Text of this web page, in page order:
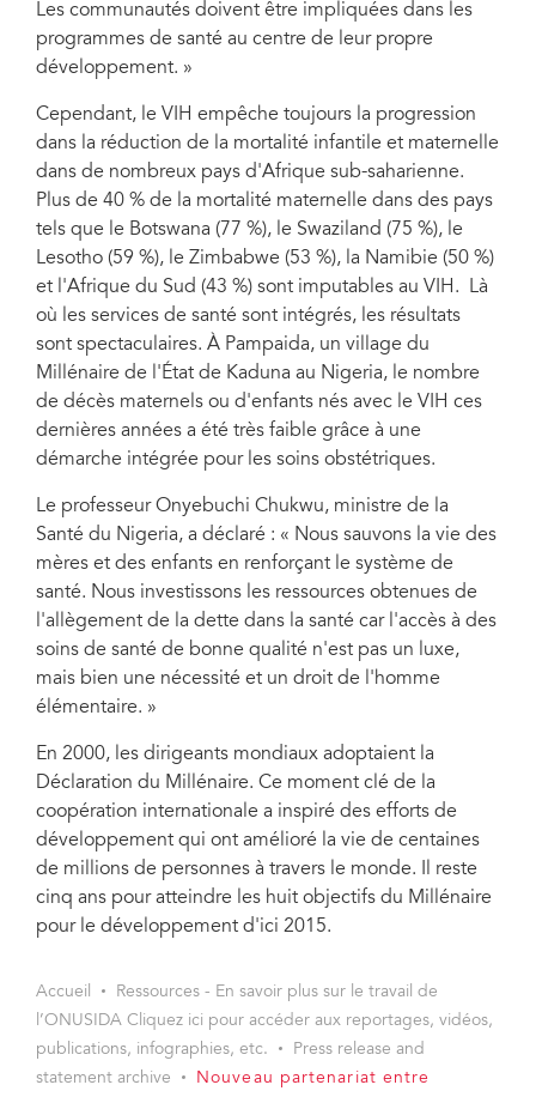
Les communautés doivent être impliquées dans les
programmes de santé au centre de leur propre
développement. »
Cependant, le VIH empêche toujours la progression
dans la réduction de la mortalité infantile et maternelle
dans de nombreux pays d'Afrique sub-saharienne.
Plus de 40 % de la mortalité maternelle dans des pays
tels que le Botswana (77 %), le Swaziland (75 %), le
Lesotho (59 %), le Zimbabwe (53 %), la Namibie (50 %)
et l'Afrique du Sud (43 %) sont imputables au VIH. Là
où les services de santé sont intégrés, les résultats
sont spectaculaires. À Pampaida, un village du
Millénaire de l'État de Kaduna au Nigeria, le nombre
de décès maternels ou d'enfants nés avec le VIH ces
dernières années a été très faible grâce à une
démarche intégrée pour les soins obstétriques.
Le professeur Onyebuchi Chukwu, ministre de la
Santé du Nigeria, a déclaré : « Nous sauvons la vie des
mères et des enfants en renforçant le système de
santé. Nous investissons les ressources obtenues de
l'allègement de la dette dans la santé car l'accès à des
soins de santé de bonne qualité n'est pas un luxe,
mais bien une nécessité et un droit de l'homme
élémentaire. »
En 2000, les dirigeants mondiaux adoptaient la
Déclaration du Millénaire. Ce moment clé de la
coopération internationale a inspiré des efforts de
développement qui ont amélioré la vie de centaines
de millions de personnes à travers le monde. Il reste
cinq ans pour atteindre les huit objectifs du Millénaire
pour le développement d'ici 2015.
Accueil
Ressources - En savoir plus sur le travail de
l’ONUSIDA Cliquez ici pour accéder aux reportages, vidéos,
publications, infographies, etc.
Press release and
statement archive
Nouveau partenariat entre